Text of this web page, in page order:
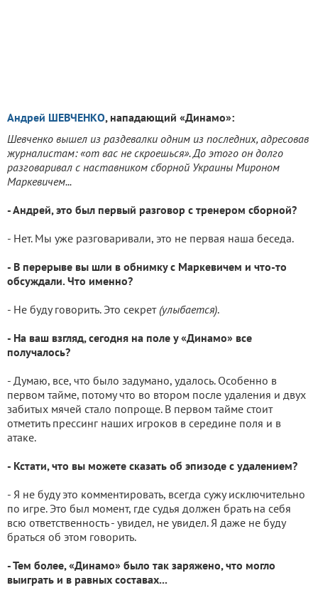
Андрей ШЕВЧЕНКО, нападающий «Динамо»:
Шевченко вышел из раздевалки одним из последних, адресовав
журналистам: «от вас не скроешься». До этого он долго
разговаривал с наставником сборной Украины Мироном
Маркевичем...
- Андрей, это был первый разговор с тренером сборной?
- Нет. Мы уже разговаривали, это не первая наша беседа.
- В перерыве вы шли в обнимку с Маркевичем и что-то
обсуждали. Что именно?
- Не буду говорить. Это секрет(улыбается).
- На ваш взгляд, сегодня на поле у «Динамо» все
получалось?
- Думаю, все, что было задумано, удалось. Особенно в
первом тайме, потому что во втором после удаления и двух
забитых мячей стало попроще. В первом тайме стоит
отметить прессинг наших игроков в середине поля и в
атаке.
- Кстати, что вы можете сказать об эпизоде с удалением?
- Я не буду это комментировать, всегда сужу исключительно
по игре. Это был момент, где судья должен брать на себя
всю ответственность - увидел, не увидел. Я даже не буду
браться об этом говорить.
- Тем более, «Динамо» было так заряжено, что могло
выиграть и в равных составах...